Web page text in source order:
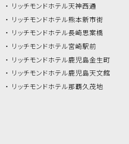
リッチモンドホテル天神西通
リッチモンドホテル熊本新市街
リッチモンドホテル長崎思案橋
リッチモンドホテル宮崎駅前
リッチモンドホテル鹿児島金生町
リッチモンドホテル鹿児島天文館
リッチモンドホテル那覇久茂地